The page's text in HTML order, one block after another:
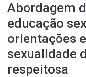
Abordagem
educação
orientações
sexualidade
respeitosa